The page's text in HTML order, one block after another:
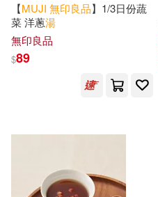
【MUJI 無印良品】1/3日份蔬
菜 洋蔥湯
無印良品
$89